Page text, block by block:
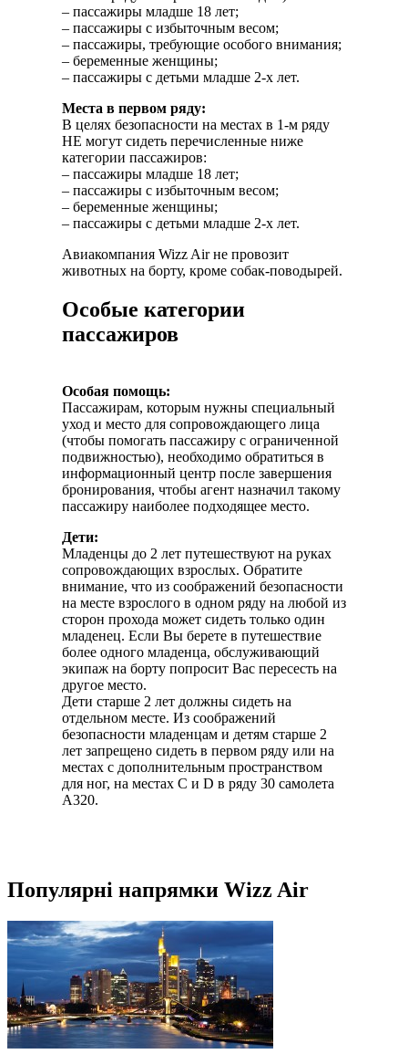
– пассажиры младше 18 лет;
– пассажиры с избыточным весом;
– пассажиры, требующие особого внимания;
– беременные женщины;
– пассажиры с детьми младше 2-х лет.
Места в первом ряду:
В целях безопасности на местах в 1-м ряду
НЕ могут сидеть перечисленные ниже
категории пассажиров:
– пассажиры младше 18 лет;
– пассажиры с избыточным весом;
– беременные женщины;
– пассажиры с детьми младше 2-х лет.
Авиакомпания Wizz Air не провозит
животных на борту, кроме собак-поводырей.
Особые категории
пассажиров
Особая помощь:
Пассажирам, которым нужны специальный
уход и место для сопровождающего лица
(чтобы помогать пассажиру с ограниченной
подвижностью), необходимо обратиться в
информационный центр после завершения
бронирования, чтобы агент назначил такому
пассажиру наиболее подходящее место.
Дети:
Младенцы до 2 лет путешествуют на руках
сопровождающих взрослых. Обратите
внимание, что из соображений безопасности
на месте взрослого в одном ряду на любой из
сторон прохода может сидеть только один
младенец. Если Вы берете в путешествие
более одного младенца, обслуживающий
экипаж на борту попросит Вас пересесть на
другое место.
Дети старше 2 лет должны сидеть на
отдельном месте. Из соображений
безопасности младенцам и детям старше 2
лет запрещено сидеть в первом ряду или на
местах с дополнительным пространством
для ног, на местах C и D в ряду 30 самолета
А320.
Популярні напрямки Wizz Air